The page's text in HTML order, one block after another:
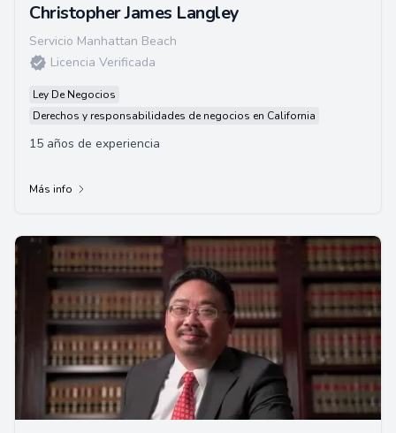
Christopher James Langley
Servicio Manhattan Beach
Licencia Verificada
Ley De Negocios
Derechos y responsabilidades de negocios en California
15 años de experiencia
Más info